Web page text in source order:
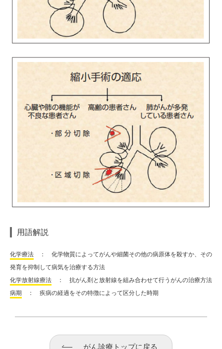
用語解説
化学療法 ： 化学物質によってがんや細菌その他の病原体を殺すか、その
発育を抑制して病気を治療する方法
化学放射線療法 ： 抗がん剤と放射線を組み合わせて行うがんの治療方法
病期 ： 疾病の経過をその特徴によって区分した時期
がん診療トップに戻る